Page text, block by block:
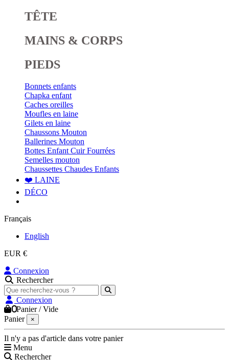
TÊTE
MAINS & CORPS
PIEDS
Bonnets enfants
Chapka enfant
Caches oreilles
Moufles en laine
Gilets en laine
Chaussons Mouton
Ballerines Mouton
Bottes Enfant Cuir Fourrées
Semelles mouton
Chaussettes Chaudes Enfants
❤️ LAINE
DÉCO
Français
English
EUR €
Connexion
Rechercher
Connexion
0Panier /Vide
Panier
×
Il n'y a pas d'article dans votre panier
Menu
Rechercher